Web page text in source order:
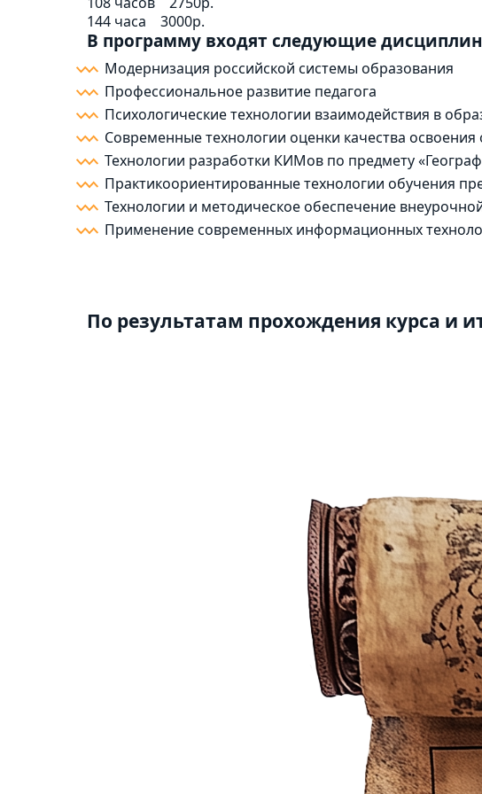
144 часа
3000р.
В программу входят следующие
Модернизация российской системы образования
Профессиональное развитие педагога
Психологические технологии взаимодействия в
Современные технологии оценки качества
Технологии разработки КИМов по предмету
Практикоориентированные технологии обучения
Технологии и методическое обеспечение
Применение современных информационных
По результатам прохождения курса и